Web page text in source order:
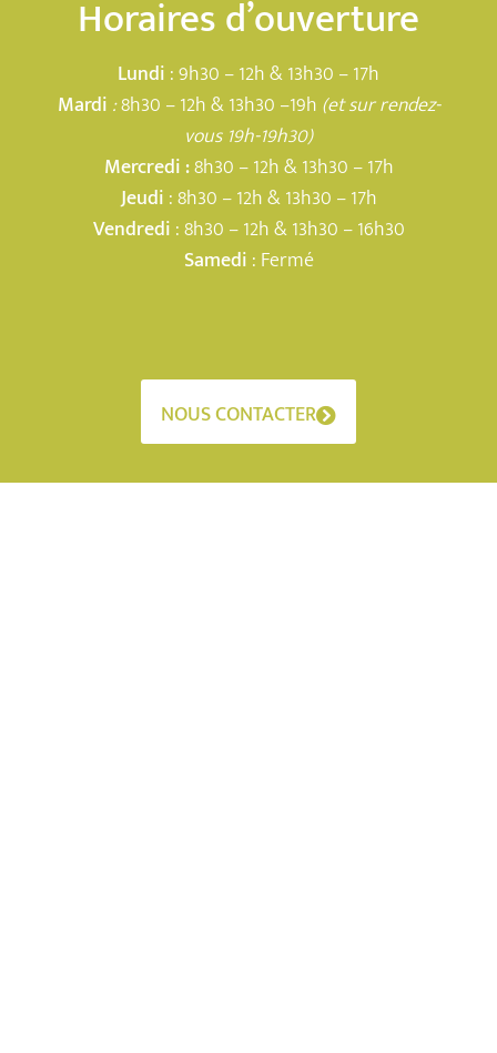
Horaires d’ouverture
Lundi : 9h30 – 12h & 13h30 – 17h
Mardi :8h30 – 12h & 13h30 –19h (et sur rendez-
vous 19h-19h30)
Mercredi :8h30 – 12h & 13h30 – 17h
Jeudi : 8h30 – 12h & 13h30 – 17h
Vendredi : 8h30 – 12h & 13h30 – 16h30
Samedi : Fermé
NOUS CONTACTER